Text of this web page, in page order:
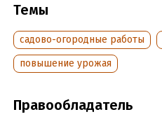
ISBN (EAN):
Темы
садово-огородные работы
повышение урожая
Правообладатель